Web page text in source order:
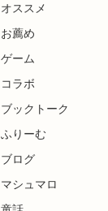
オススメ
お薦め
ゲーム
コラボ
ブックトーク
ふりーむ
ブログ
マシュマロ